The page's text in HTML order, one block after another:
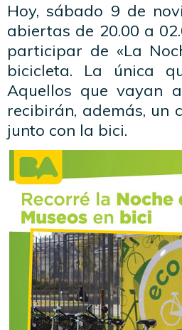
Hoy, sábado 9 de
abiertas de 20.00 a
participar de «La
bicicleta. La única
Aquellos que vayan
recibirán, además, un
junto con la bici.